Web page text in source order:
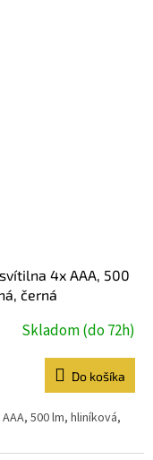
svítilna 4x AAA, 500
černá
Skladom (do 72h)
Do košíka
AAA, 500 lm, hliníková,